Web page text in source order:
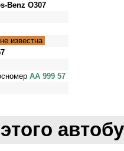
Benz O307
известна
АА 999 57